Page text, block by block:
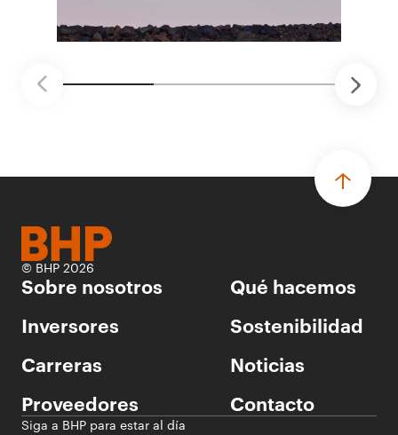
mantenimiento robótico, limpieza submarina y
© BHP 2026
Sobre nosotros
Qué hacemos
Inversores
Sostenibilidad
Carreras
Noticias
Proveedores
Contacto
Siga a BHP para estar al día